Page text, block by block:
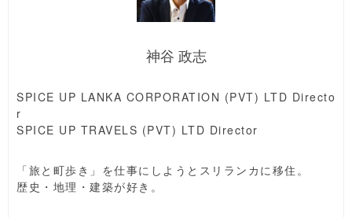
神谷 政志
SPICE UP LANKA CORPORATION (PVT) LTD Directo
r
SPICE UP TRAVELS (PVT) LTD Director
「旅と町歩き」を仕事にしようとスリランカに移住。
歴史・地理・建築が好き。